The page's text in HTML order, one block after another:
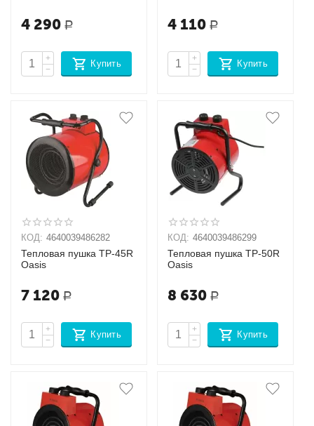
4 290 Р
+
−
Купить
4 110 Р
+
−
Купить
КОД: 4640039486282
Тепловая пушка TP-45R
Oasis
7 120 Р
+
−
Купить
КОД: 4640039486299
Тепловая пушка TP-50R
Oasis
8 630 Р
+
−
Купить